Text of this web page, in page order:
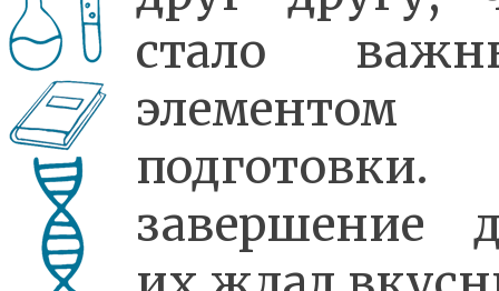
стало
элементом
завершение